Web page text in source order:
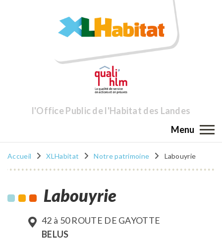
l'Office Public de l'Habitat des Landes
Menu
Accueil XLHabitat Notre patrimoine Labouyrie
Labouyrie
42 à 50 ROUTE DE GAYOTTE
BELUS